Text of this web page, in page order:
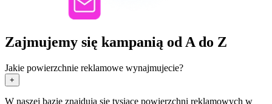
Zajmujemy się kampanią od A do Z
Jakie powierzchnie reklamowe wynajmujecie?
+
W naszej bazie znajdują się tysiące powierzchni reklamowych w